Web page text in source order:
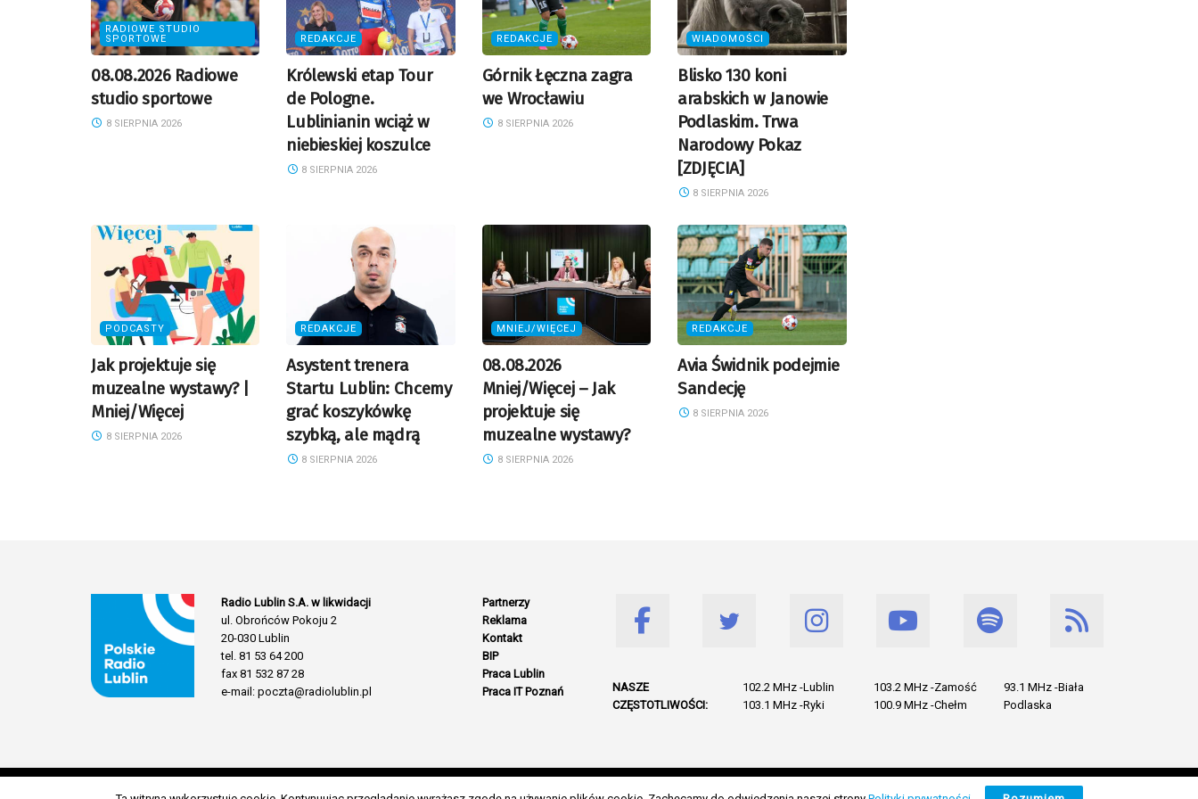
RADIOWE STUDIO
SPORTOWE
08.08.2026 Radiowe
studio sportowe
8 SIERPNIA 2026
REDAKCJE
Królewski etap Tour
de Pologne.
Lublinianin wciąż w
niebieskiej koszulce
8 SIERPNIA 2026
REDAKCJE
Górnik Łęczna zagra
we Wrocławiu
8 SIERPNIA 2026
WIADOMOŚCI
Blisko 130 koni
arabskich w Janowie
Podlaskim. Trwa
Narodowy Pokaz
[ZDJĘCIA]
8 SIERPNIA 2026
PODCASTY
Jak projektuje się
muzealne wystawy? |
Mniej/Więcej
8 SIERPNIA 2026
REDAKCJE
Asystent trenera
Startu Lublin: Chcemy
grać koszykówkę
szybką, ale mądrą
8 SIERPNIA 2026
MNIEJ/WIĘCEJ
08.08.2026
Mniej/Więcej – Jak
projektuje się
muzealne wystawy?
8 SIERPNIA 2026
REDAKCJE
Avia Świdnik podejmie
Sandecję
8 SIERPNIA 2026
Radio Lublin S.A. w likwidacji
ul. Obrońców Pokoju 2
20-030 Lublin
tel. 81 53 64 200
fax 81 532 87 28
e-mail: poczta@radiolublin.pl
Partnerzy
Reklama
Kontakt
BIP
Praca Lublin
Praca IT Poznań
NASZE
CZĘSTOTLIWOŚCI:
102.2 MHz -Lublin
103.1 MHz -Ryki
103.2 MHz -Zamość
100.9 MHz -Chełm
93.1 MHz -Biała
Podlaska
© 2026 Wszelkie prawa zastrzeżone. Radio Lublin S.A. w likwidacji